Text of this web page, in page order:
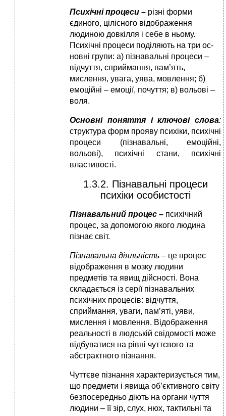
Психічні процеси – різні форми
єдиного, цілісного відображення
людиною довкілля і себе в ньому.
Психічні процеси поділяють на три ос­
новні групи: а) пізнавальні процеси –
відчуття, сприймання, пам’ять,
мислення, увага, уява, мовлення; б)
емоційні – емоції, почуття; в) вольові –
воля.
Основні поняття і ключові слова:
структура форм прояву психіки, психічні
процеси (пізнавальні, емоційні,
вольові), психічні стани, психічні
властивості.
1.3.2. Пізнавальні процеси
психіки особистості
Пізнавальний процес – психічний
процес, за допомогою якого людина
пізнає світ.
Пізнавальна діяльність – це процес
відображення в мозку людини
предметів та явищ дійсності. Вона
складається із серії пізнавальних
психічних процесів: відчуття,
сприймання, уваги, пам’яті, уяви,
мислення і мовлення. Відображення
реальності в людській свідомості може
відбуватися на рівні чуттєвого та
абстрактного пізнання.
Чуттєве пізнання характеризується тим,
що предмети і явища об’єктивного світу
безпосередньо діють на органи чуття
людини – її зір, слух, нюх, тактильні та